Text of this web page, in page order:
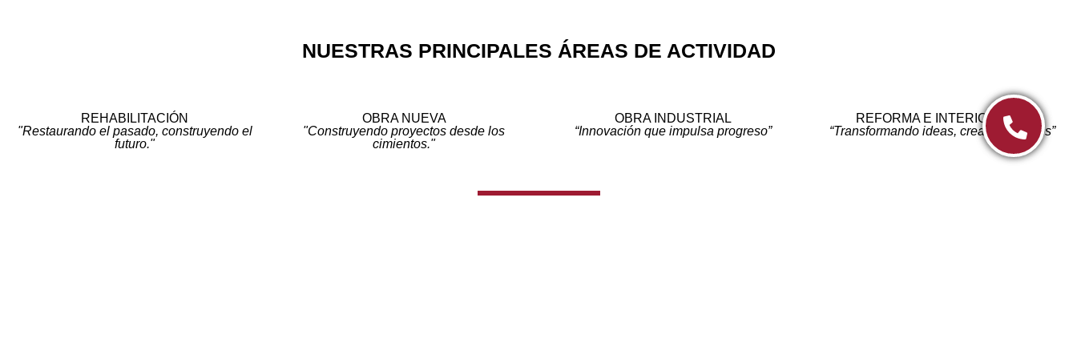
NUESTRAS PRINCIPALES ÁREAS DE ACTIVIDAD
REHABILITACIÓN
"Restaurando el pasado, construyendo el
futuro."
OBRA NUEVA
"Construyendo proyectos desde los
cimientos."
OBRA INDUSTRIAL
“Innovación que impulsa progreso”
REFORMA E INTERIORISMO
“Transformando ideas, creando sueños”